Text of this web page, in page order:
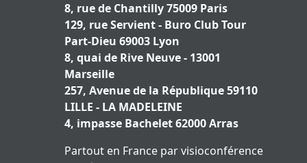
8, rue de Chantilly 75009 Paris
129, rue Servient - Buro Club Tour
Part-Dieu 69003 Lyon
8, quai de Rive Neuve - 13001
Marseille
257, Avenue de la République 59110
LILLE - LA MADELEINE
4, impasse Bachelet 62000 Arras
Partout en France par visioconférence